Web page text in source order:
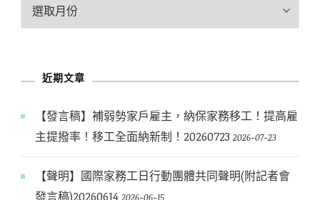
近期文章
【發言稿】補弱勢家戶雇主，納保家務移工！提高雇
主提撥率！移工全面納新制！20260723 2026-07-23
【聲明】國際家務工日行動團體共同聲明(附記者會
發言稿)20260614 2026-06-15